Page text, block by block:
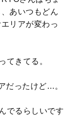
あいつもどん
リアが変わっ
てきてる。
だったけど…。
でるらしいです